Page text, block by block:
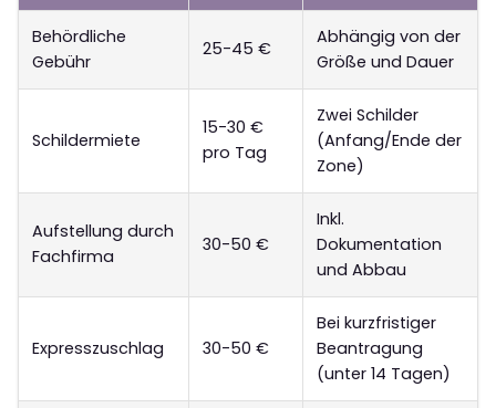
Behördliche
Gebühr
25-45 €
Abhängig von der
Größe und Dauer
Schildermiete
15-30 €
pro Tag
Zwei Schilder
(Anfang/Ende der
Zone)
Aufstellung durch
Fachfirma
30-50 €
Inkl.
Dokumentation
und Abbau
Expresszuschlag 30-50 €
Bei kurzfristiger
Beantragung
(unter 14 Tagen)